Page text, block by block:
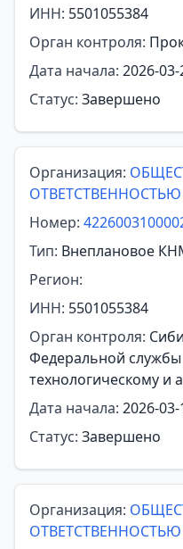
ИНН: 5501055384
Орган контроля:
Дата начала: 2026-
Статус: Завершено
Организация:
Номер:
Тип: Внеплановое
Регион:
ИНН: 5501055384
Орган контроля:
Федеральной службы
технологическому и
Дата начала: 2026-
Статус: Завершено
Организация: